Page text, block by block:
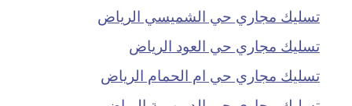
تسليك مجاري حي الشميسي الرياض
تسليك مجاري حي العود الرياض
تسليك مجاري حي ام الحمام الرياض